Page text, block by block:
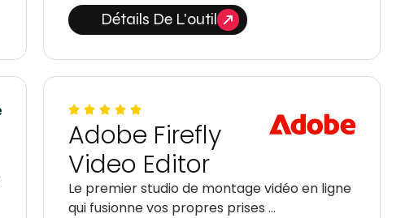
Détails De L'outil
Adobe Firefly
Video Editor
Le premier studio de montage vidéo en ligne
qui fusionne vos propres prises …